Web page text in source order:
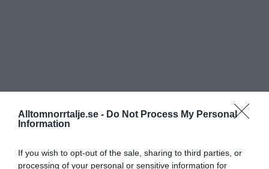
Alltomnorrtalje.se - Do Not Process My Personal
Information
If you wish to opt-out of the sale, sharing to third parties, or
processing of your personal or sensitive information for